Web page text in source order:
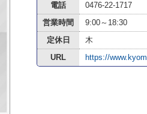
電話
0476-22-1717
営業時間
9:00～18:30
定休日
木
URL
https://